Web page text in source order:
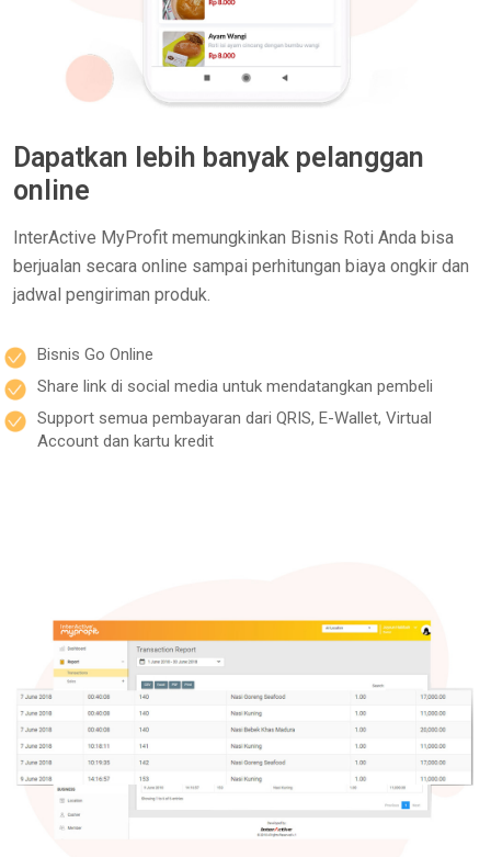
Dapatkan lebih banyak pelanggan
online
InterActive MyProfit memungkinkan Bisnis Roti Anda bisa
berjualan secara online sampai perhitungan biaya ongkir dan
jadwal pengiriman produk.
Bisnis Go Online
Share link di social media untuk mendatangkan pembeli
Support semua pembayaran dari QRIS, E-Wallet, Virtual
Account dan kartu kredit